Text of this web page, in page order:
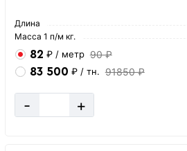
Длина
Масса 1 п/м кг.
82 ₽ / метр 90 ₽
83 500 ₽ / тн. 91850 ₽
- +